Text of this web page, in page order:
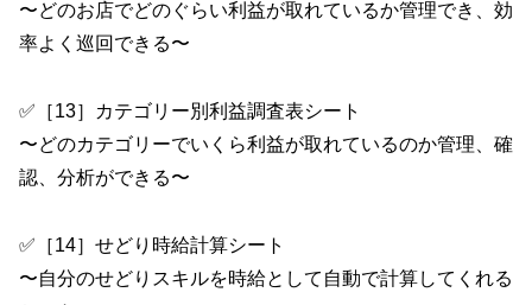
〜どのお店でどのぐらい利益が取れているか管理でき、効
率よく巡回できる〜
✅［13］カテゴリー別利益調査表シート
〜どのカテゴリーでいくら利益が取れているのか管理、確
認、分析ができる〜
✅［14］せどり時給計算シート
〜自分のせどりスキルを時給として自動で計算してくれる